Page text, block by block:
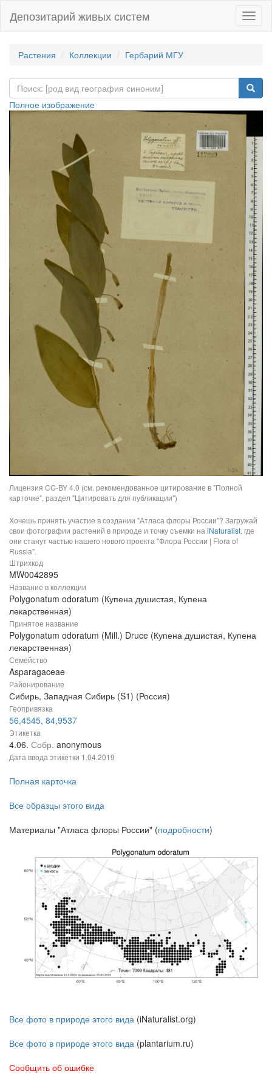
Депозитарий живых систем
Растения Коллекции Гербарий МГУ
Полное изображение
Лицензия CC-BY 4.0 (см. рекомендованное цитирование в "Полной
карточке", раздел "Цитировать для публикации")
Хочешь принять участие в создании "Атласа флоры России"? Загружай
свои фотографии растений в природе и точку съемки на iNaturalist, где
они станут частью нашего нового проекта "Флора России | Flora of
Russia".
Штрихкод
MW0042895
Название в коллекции
Polygonatum odoratum (Купена душистая, Купена
лекарственная)
Принятое название
Polygonatum odoratum (Mill.) Druce (Купена душистая, Купена
лекарственная)
Семейство
Asparagaceae
Районирование
Сибирь, Западная Сибирь (S1) (Россия)
Геопривязка
56,4545, 84,9537
Этикетка
4.06. Собр. anonymous
Дата ввода этикетки 1.04.2019
Полная карточка
Все образцы этого вида
Материалы "Атласа флоры России" (подробности)
Все фото в природе этого вида (iNaturalist.org)
Все фото в природе этого вида (plantarium.ru)
Сообщить об ошибке